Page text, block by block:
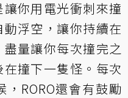
你用電光衝刺來撞
浮空，讓你持續在
量讓你每次撞完之
撞下一隻怪。每次
RORO還會有鼓勵